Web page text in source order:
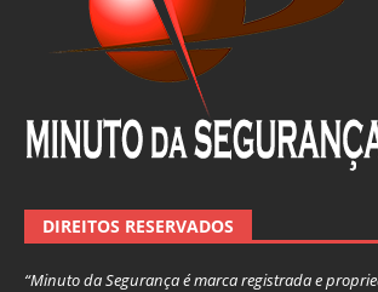
DIREITOS RESERVADOS
“Minuto da Segurança é marca registrada e